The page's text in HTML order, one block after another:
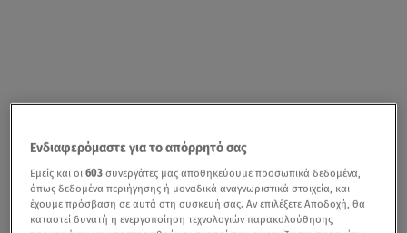
Ενδιαφερόμαστε για το απόρρητό σας
Εμείς και οι603 συνεργάτες μας αποθηκεύουμε προσωπικά δεδομένα,
όπως δεδομένα περιήγησης ή μοναδικά αναγνωριστικά στοιχεία, και
έχουμε πρόσβαση σε αυτά στη συσκευή σας. Αν επιλέξετε Αποδοχή, θα
καταστεί δυνατή η ενεργοποίηση τεχνολογιών παρακολούθησης